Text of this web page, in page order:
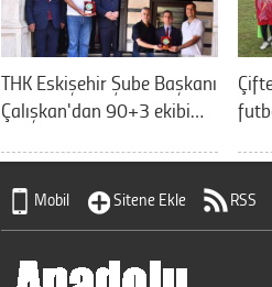
THK Eskişehir Şube Başkanı
Çalışkan'dan 90+3 ekibi…
Mobil Sitene Ekle RSS